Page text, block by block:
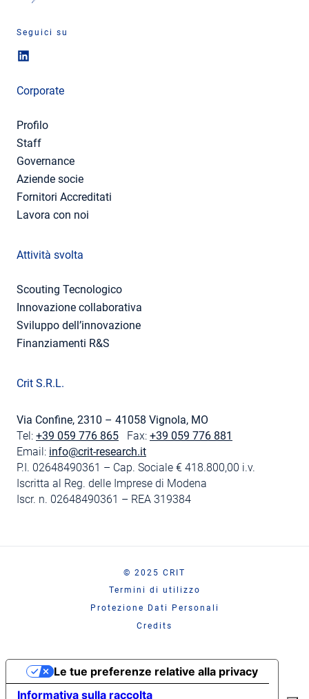
Seguici su
Corporate
Profilo
Staff
Governance
Aziende socie
Fornitori Accreditati
Lavora con noi
Attività svolta
Scouting Tecnologico
Innovazione collaborativa
Sviluppo dell’innovazione
Finanziamenti R&S
Crit S.R.L.
Via Confine, 2310 – 41058 Vignola, MO
Tel: +39 059 776 865 Fax: +39 059 776 881
Email: info@crit-research.it
P.I. 02648490361 – Cap. Sociale € 418.800,00 i.v.
Iscritta al Reg. delle Imprese di Modena
Iscr. n. 02648490361 – REA 319384
© 2025 CRIT
Termini di utilizzo
Protezione Dati Personali
Credits
Informativa sulla raccolta
Le tue preferenze relative alla privacy